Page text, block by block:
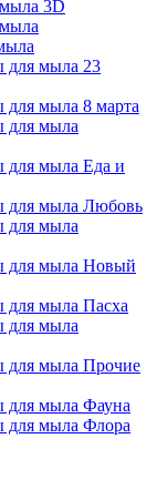
3D
для мыла 23
мыла 8 марта
для мыла
для мыла Еда и
для мыла Любовь
для мыла
для мыла Новый
для мыла Пасха
для мыла
для мыла Прочие
для мыла Фауна
для мыла Флора